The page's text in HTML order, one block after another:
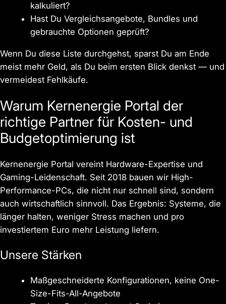
kalkuliert?
Hast Du Vergleichsangebote, Bundles und
gebrauchte Optionen geprüft?
Wenn Du diese Liste durchgehst, sparst Du am Ende
meist mehr Geld, als Du beim ersten Blick denkst — und
vermeidest Fehlkäufe.
Warum Kernenergie Portal der
richtige Partner für Kosten- und
Budgetoptimierung ist
Kernenergie Portal vereint Hardware-Expertise und
Gaming-Leidenschaft. Seit 2018 bauen wir High-
Performance-PCs, die nicht nur schnell sind, sondern
auch wirtschaftlich sinnvoll. Das Ergebnis: Systeme, die
länger halten, weniger Stress machen und pro
investiertem Euro mehr Leistung liefern.
Unsere Stärken
Maßgeschneiderte Konfigurationen, keine One-
Size-Fits-All-Angebote